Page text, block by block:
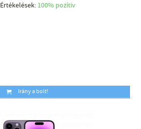
Értékelések: 100% pozítiv
Irány a bolt!